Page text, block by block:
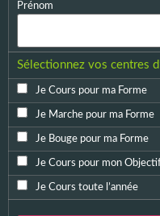
Prénom
Sélectionnez vos centres
Je Cours pour ma Forme
Je Marche pour ma Forme
Je Bouge pour ma Forme
Je Cours pour mon
Je Cours toute l’année